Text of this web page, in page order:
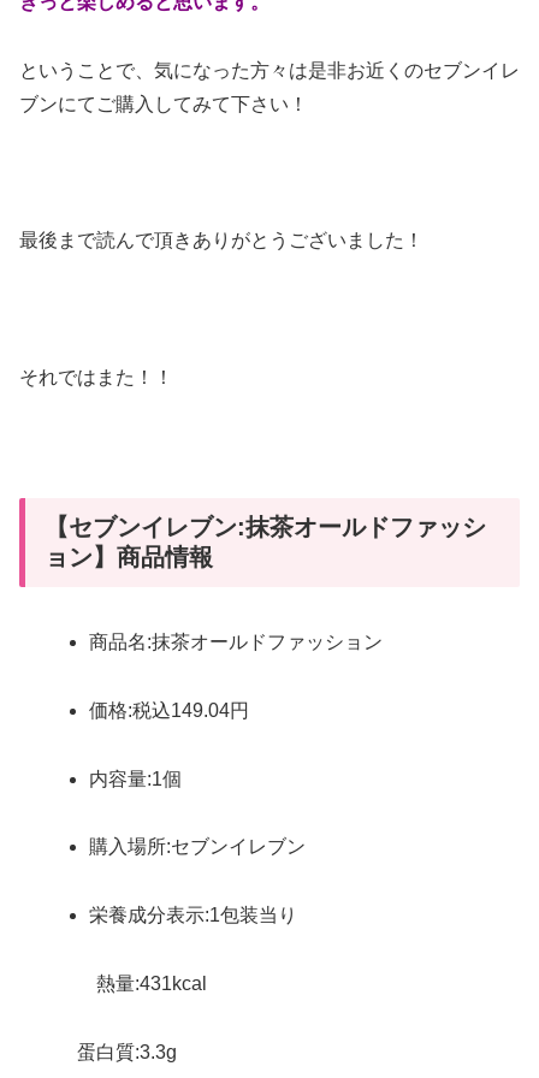
ということで、気になった方々は是非お近くのセブンイレ
ブンにてご購入してみて下さい！
最後まで読んで頂きありがとうございました！
それではまた！！
【セブンイレブン:抹茶オールドファッシ
ョン】商品情報
商品名:抹茶オールドファッション
価格:税込149.04円
内容量:1個
購入場所:セブンイレブン
栄養成分表示:1包装当り
熱量:431kcal
蛋白質:3.3g